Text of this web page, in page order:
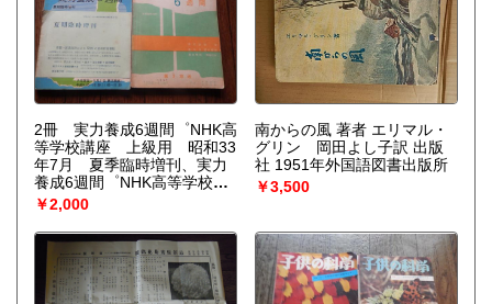
て、統一的な観点からの説明を試みる。
2冊 実力養成6週間゜NHK高
等学校講座 上級用 昭和33
年7月 夏季臨時増刊、実力
養成6週間゜NHK高等学校講
座 上級用 昭和34年7月
夏季臨時増刊 出版社 NHKサ
ービスセンター
￥2,000
南からの風 著者 エリマル・
グリン 岡田よし子訳 出版
社 1951年外国語図書出版所
￥3,500